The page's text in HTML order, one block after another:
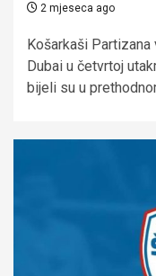
2 mjeseca ago
Košarkaši
Dubai u četvrtoj
bijeli su u